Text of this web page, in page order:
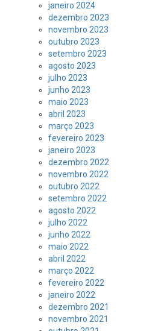
janeiro 2024
dezembro 2023
novembro 2023
outubro 2023
setembro 2023
agosto 2023
julho 2023
junho 2023
maio 2023
abril 2023
março 2023
fevereiro 2023
janeiro 2023
dezembro 2022
novembro 2022
outubro 2022
setembro 2022
agosto 2022
julho 2022
junho 2022
maio 2022
abril 2022
março 2022
fevereiro 2022
janeiro 2022
dezembro 2021
novembro 2021